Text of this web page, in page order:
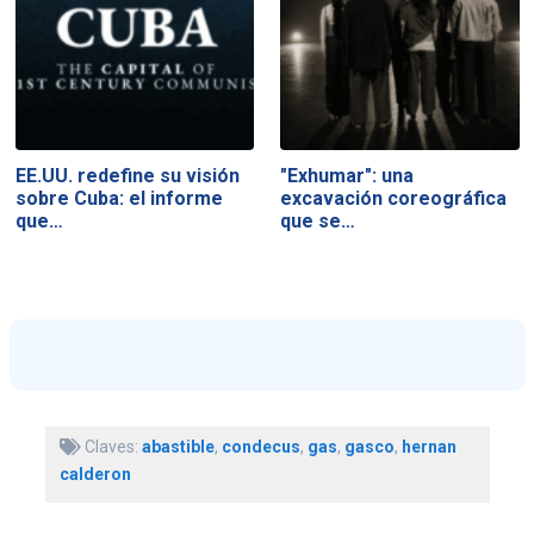
EE.UU. redefine su visión
sobre Cuba: el informe
que…
"Exhumar": una
excavación coreográfica
que se…
Claves: abastible, condecus, gas, gasco, hernan
calderon